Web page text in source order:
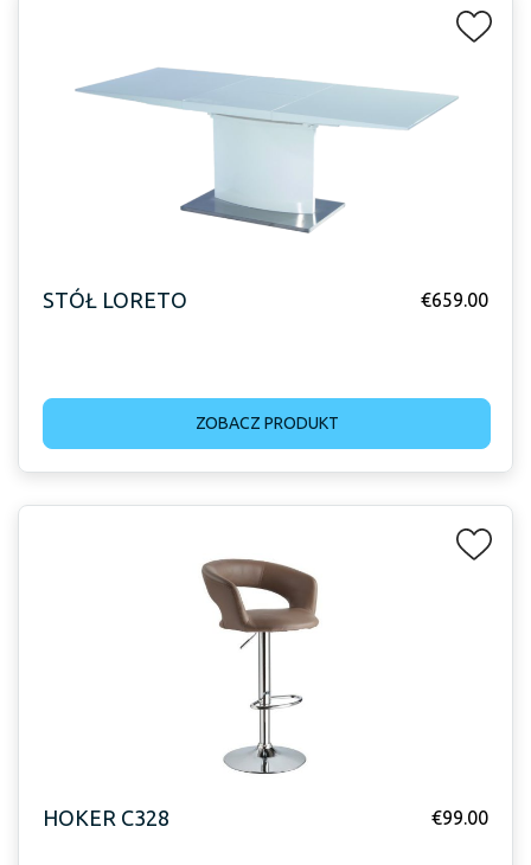
STÓŁ LORETO €659.00
ZOBACZ PRODUKT
HOKER C328 €99.00